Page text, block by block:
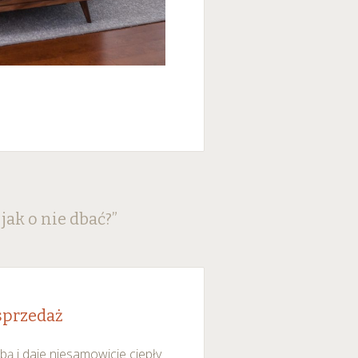
panelu
plików cookie
o nie dbać?”
i daje niesamowicie ciepły